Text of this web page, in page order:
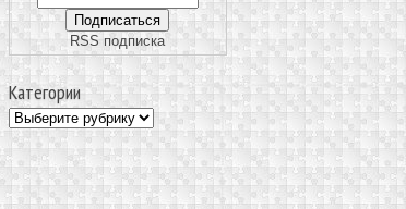
RSS подписка
Категории